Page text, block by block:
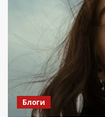
Блоги